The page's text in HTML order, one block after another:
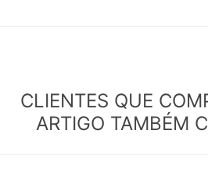
CLIENTES QUE
ARTIGO TAMBÉM